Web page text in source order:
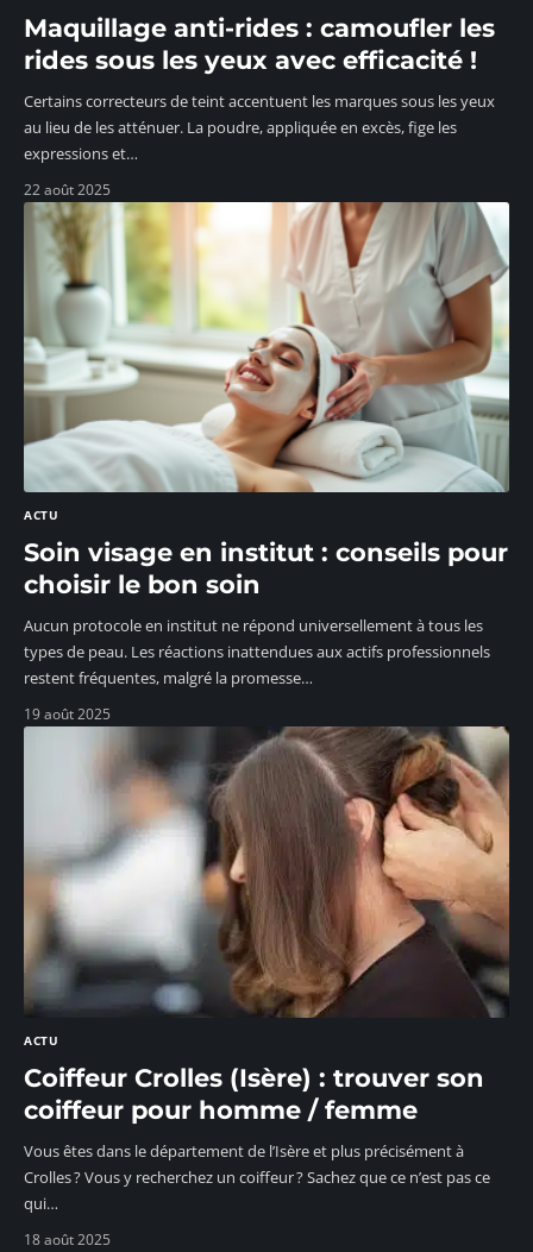
Maquillage anti-rides : camoufler les
rides sous les yeux avec efficacité !
Certains correcteurs de teint accentuent les marques sous les yeux
au lieu de les atténuer. La poudre, appliquée en excès, fige les
expressions et…
22 août 2025
ACTU
Soin visage en institut : conseils pour
choisir le bon soin
Aucun protocole en institut ne répond universellement à tous les
types de peau. Les réactions inattendues aux actifs professionnels
restent fréquentes, malgré la promesse…
19 août 2025
ACTU
Coiffeur Crolles (Isère) : trouver son
coiffeur pour homme / femme
Vous êtes dans le département de l’Isère et plus précisément à
Crolles ? Vous y recherchez un coiffeur ? Sachez que ce n’est pas ce
qui…
18 août 2025